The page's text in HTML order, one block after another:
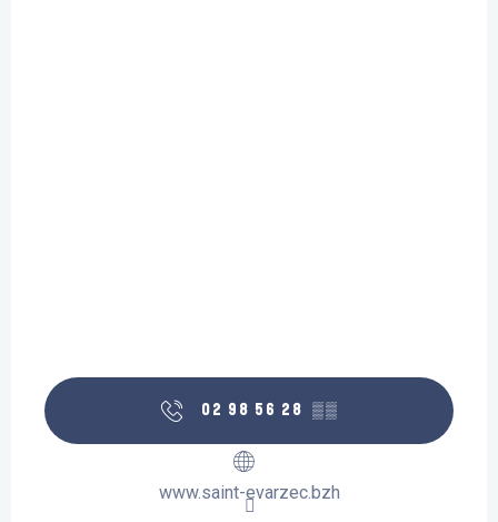
02 98 56 28 ▒▒
www.saint-evarzec.bzh